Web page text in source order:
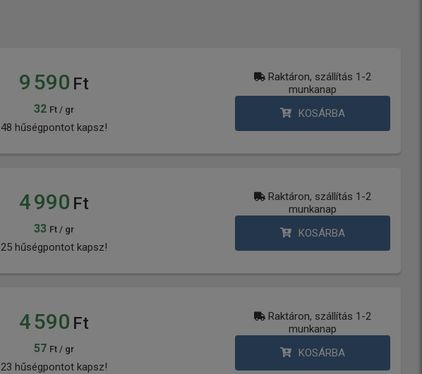
9 590 Ft
32 Ft / gr
48 hűségpontot kapsz!
Raktáron, szállítás 1-2
munkanap
KOSÁRBA
4 990 Ft
33 Ft / gr
25 hűségpontot kapsz!
Raktáron, szállítás 1-2
munkanap
KOSÁRBA
4 590 Ft
57 Ft / gr
23 hűségpontot kapsz!
Raktáron, szállítás 1-2
munkanap
KOSÁRBA